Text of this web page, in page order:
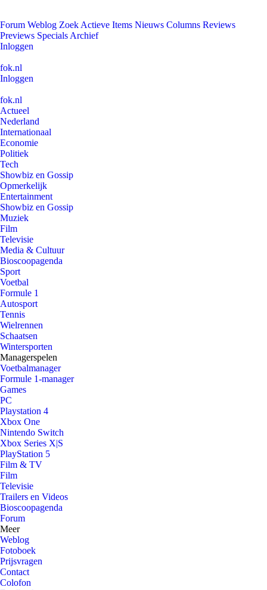
Forum Weblog Zoek Actieve Items Nieuws Columns Reviews
Previews Specials Archief
Inloggen
fok.nl
Inloggen
fok.nl
Actueel
Nederland
Internationaal
Economie
Politiek
Tech
Showbiz en Gossip
Opmerkelijk
Entertainment
Showbiz en Gossip
Muziek
Film
Televisie
Media & Cultuur
Bioscoopagenda
Sport
Voetbal
Formule 1
Autosport
Tennis
Wielrennen
Schaatsen
Wintersporten
Managerspelen
Voetbalmanager
Formule 1-manager
Games
PC
Playstation 4
Xbox One
Nintendo Switch
Xbox Series X|S
PlayStation 5
Film & TV
Film
Televisie
Trailers en Videos
Bioscoopagenda
Forum
Meer
Weblog
Fotoboek
Prijsvragen
Contact
Colofon